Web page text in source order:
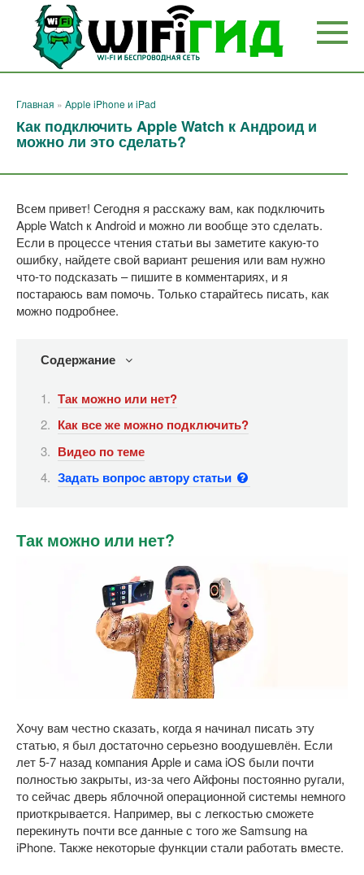
Перейти
контенту
Главная » Apple iPhone и iPad
Как подключить Apple Watch к Андроид и
можно ли это сделать?
Всем привет! Сегодня я расскажу вам, как подключить
Apple Watch к Android и можно ли вообще это сделать.
Если в процессе чтения статьи вы заметите какую-то
ошибку, найдете свой вариант решения или вам нужно
что-то подсказать – пишите в комментариях, и я
постараюсь вам помочь. Только старайтесь писать, как
можно подробнее.
Содержание
Так можно или нет?
Как все же можно подключить?
Видео по теме
Задать вопрос автору статьи
Так можно или нет?
Хочу вам честно сказать, когда я начинал писать эту
статью, я был достаточно серьезно воодушевлён. Если
лет 5-7 назад компания Apple и сама iOS были почти
полностью закрыты, из-за чего Айфоны постоянно ругали,
то сейчас дверь яблочной операционной системы немного
приоткрывается. Например, вы с легкостью сможете
перекинуть почти все данные с того же Samsung на
iPhone. Также некоторые функции стали работать вместе.